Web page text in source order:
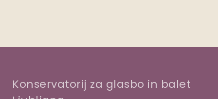
Konservatorij za glasbo in balet